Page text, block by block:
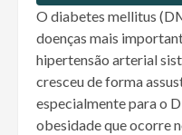
O diabetes mellitus
doenças mais
hipertensão arterial
cresceu de forma
especialmente para o
obesidade que ocorre